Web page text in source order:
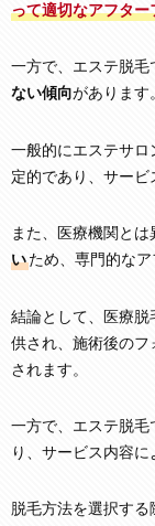
って適切なアフタ
一方で、エステ脱毛
ない傾向があります
一般的にエステサロ
定的であり、サービ
また、医療機関とは
い ため、専門的な
結論として、医療脱
供され、施術後の
されます。
一方で、エステ脱毛
り、サービス内容に
脱毛方法を選択す